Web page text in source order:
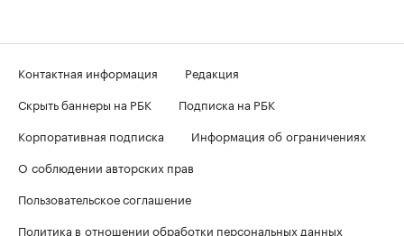
Контактная информация
Редакция
Скрыть баннеры на РБК
Подписка на РБК
Корпоративная подписка
Информация об ограничениях
О соблюдении авторских прав
Пользовательское соглашение
Политика в отношении обработки персональных данных